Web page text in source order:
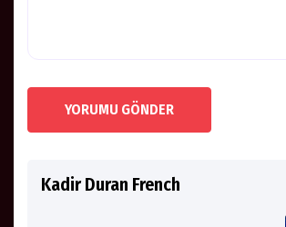
YORUMU GÖNDER
Kadir Duran French